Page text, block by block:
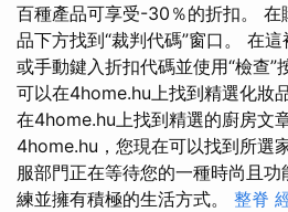
百種產品可享受-30％的折扣。 在
品下方找到“裁判代碼”窗口。 在
或手動鍵入折扣代碼並使用“檢查”
可以在4home.hu上找到精選化妝
在4home.hu上找到精選的廚房文
4home.hu，您現在可以找到所選
服部門正在等待您的一種時尚且
練並擁有積極的生活方式。 整脊